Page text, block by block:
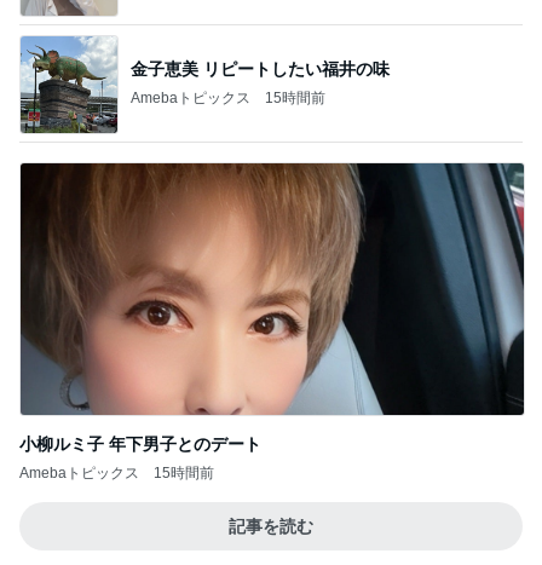
金子恵美 リピートしたい福井の味
Amebaトピックス 15時間前
小柳ルミ子 年下男子とのデート
Amebaトピックス 15時間前
記事を読む